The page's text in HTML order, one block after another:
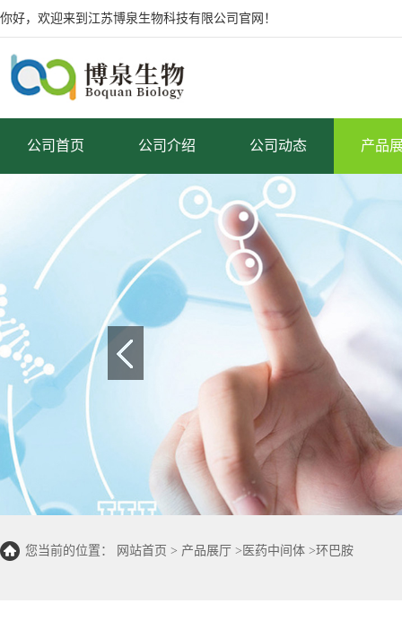
你好，欢迎来到江苏博泉生物科技有限公司官网！
公司首页 公司介绍 公司动态 产品
您当前的位置： 网站首页 > 产品展厅 > 医药中间体 >环巴胺